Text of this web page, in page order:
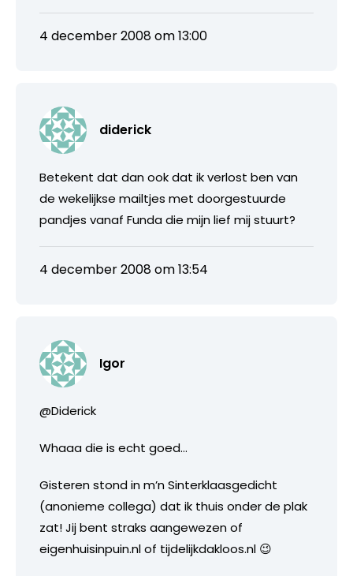
4 december 2008 om 13:00
diderick
Betekent dat dan ook dat ik verlost ben van
de wekelijkse mailtjes met doorgestuurde
pandjes vanaf Funda die mijn lief mij stuurt?
4 december 2008 om 13:54
Igor
@Diderick
Whaaa die is echt goed…
Gisteren stond in m’n Sinterklaasgedicht
(anonieme collega) dat ik thuis onder de plak
zat! Jij bent straks aangewezen of
eigenhuisinpuin.nl of tijdelijkdakloos.nl 😉